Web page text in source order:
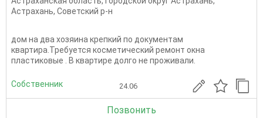
Астрахань, Советский р-н
дом на два хозяина крепкий по документам
квартира.Требуется косметический ремонт окна
пластиковые . В квартире долго не проживали.
Собственник 24.06
Позвонить